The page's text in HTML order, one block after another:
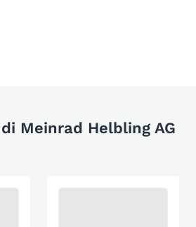
Meinrad Helbling AG